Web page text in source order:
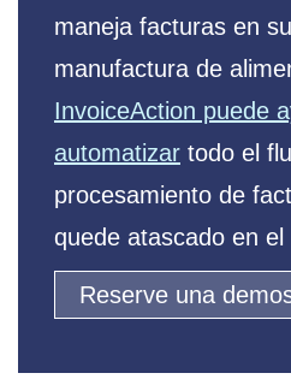
maneja facturas en
manufactura de
InvoiceAction puede
automatizar todo el
procesamiento de
quede atascado en el
Reserve una